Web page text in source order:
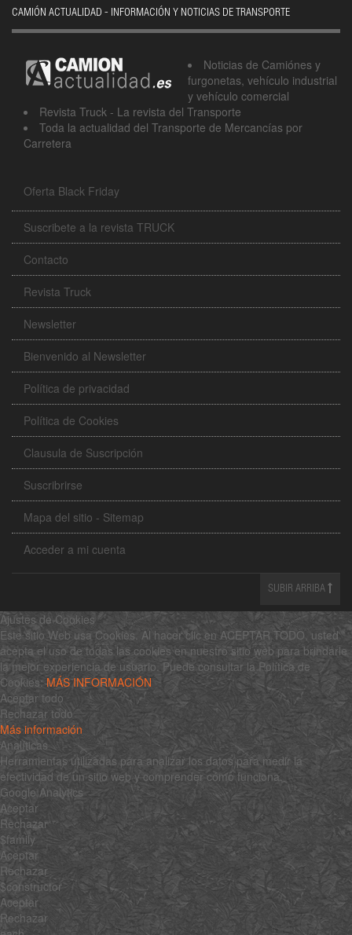
CAMIÓN ACTUALIDAD - INFORMACIÓN Y NOTICIAS DE TRANSPORTE
Noticias de Camiónes y
furgonetas, vehículo industrial
y vehículo comercial
Revista Truck - La revista del Transporte
Toda la actualidad del Transporte de Mercancías por
Carretera
Oferta Black Friday
Suscribete a la revista TRUCK
Contacto
Revista Truck
Newsletter
Bienvenido al Newsletter
Política de privacidad
Política de Cookies
Clausula de Suscripción
Suscribrirse
Mapa del sitio - Sitemap
Acceder a mi cuenta
SUBIR ARRIBA
Ajustes de Cookies
Este sitio Web usa Cookies. Al hacer clic en ACEPTAR TODO, usted
acepta el uso de todas las cookies en nuestro sitio web para brindarle
la mejor experiencia de usuario. Puede consultar la Política de
Cookies:MÁS INFORMACIÓN
Aceptar todo
Rechazar todo
Más información
Analíticas
Herramientas utilizadas para analizar los datos para medir la
efectividad de un sitio web y comprender cómo funciona.
Google Analytics
Aceptar
Rechazar
$family
Aceptar
Rechazar
$constructor
Aceptar
Rechazar